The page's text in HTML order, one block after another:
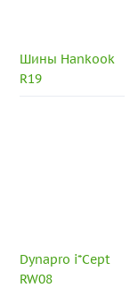
Шины Hankook
R19
Dynapro i*Cept
RW08